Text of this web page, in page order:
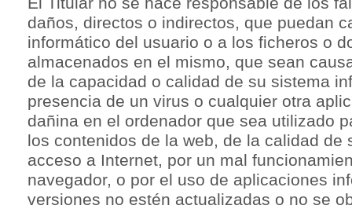
daños, directos o indirectos, que puedan
informático del usuario o a los ficheros o
almacenados en el mismo, que sean
de la capacidad o calidad de su sistema
presencia de un virus o cualquier otra
dañina en el ordenador que sea utilizado
los contenidos de la web, de la calidad de
acceso a Internet, por un mal
navegador, o por el uso de aplicaciones
versiones no estén actualizadas o no se